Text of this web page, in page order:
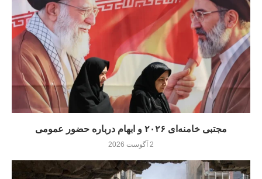
مجتبی خامنه‌ای ۲۰۲۶ و ابهام درباره حضور عمومی
2 آگوست 2026